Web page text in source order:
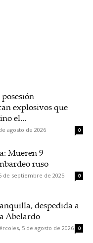
explosivos que
el...
agosto de 2026 0
Mueren 9
ruso
de septiembre de 2025 0
despedida a
Abelardo
5 de agosto de 2026 0